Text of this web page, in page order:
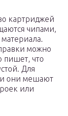
картриджей
чипами,
можно
пишет, что
Для
они мешают
или